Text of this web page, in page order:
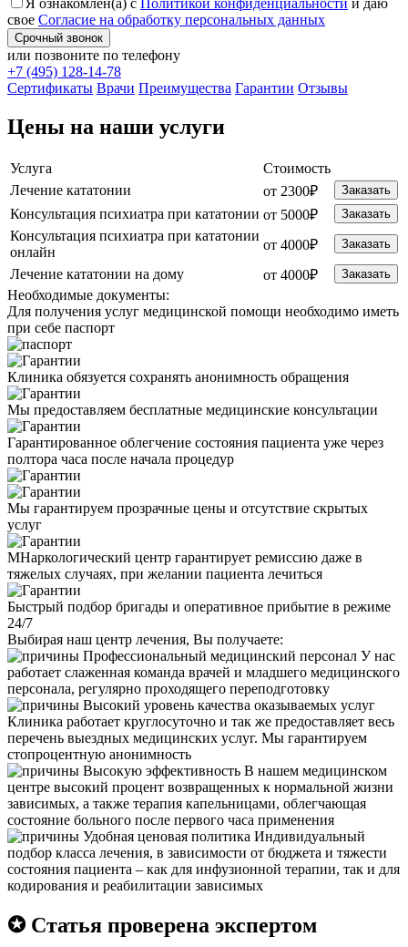
свое Согласие на обработку персональных данных
Срочный звонок
или позвоните по телефону
+7 (495) 128-14-78
Cертификаты Врачи Преимущества Гарантии Отзывы
Цены на наши услуги
Услуга
Стоимость
Лечение кататонии
от 2300₽ Заказать
Консультация психиатра при кататонии от 5000₽ Заказать
Консультация психиатра при кататонии
онлайн
от 4000₽ Заказать
Лечение кататонии на дому от 4000₽ Заказать
Необходимые документы:
Для получения услуг медицинской помощи необходимо иметь
при себе паспорт
Клиника обязуется сохранять анонимность обращения
Мы предоставляем бесплатные медицинские консультации
Гарантированное облегчение состояния пациента уже через
полтора часа после начала процедур
Мы гарантируем прозрачные цены и отсутствие скрытых
услуг
МНаркологический центр гарантирует ремиссию даже в
тяжелых случаях, при желании пациента лечиться
Быстрый подбор бригады и оперативное прибытие в режиме
24/7
Выбирая наш центр лечения, Вы получаете:
Профессиональный медицинский персонал У нас
работает слаженная команда врачей и младшего медицинского
персонала, регулярно проходящего переподготовку
Высокий уровень качества оказываемых услуг
Клиника работает круглосуточно и так же предоставляет весь
перечень выездных медицинских услуг. Мы гарантируем
стопроцентную анонимность
Высокую эффективность В нашем медицинском
центре высокий процент возвращенных к нормальной жизни
зависимых, а также терапия капельницами, облегчающая
состояние больного после первого часа применения
Удобная ценовая политика Индивидуальный
подбор класса лечения, в зависимости от бюджета и тяжести
состояния пациента – как для инфузионной терапии, так и для
кодирования и реабилитации зависимых
✪ Статья проверена экспертом